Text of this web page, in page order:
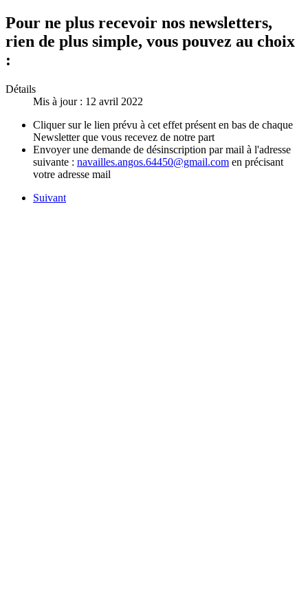
Pour ne plus recevoir nos newsletters,
rien de plus simple, vous pouvez au choix
:
Détails
Mis à jour : 12 avril 2022
Cliquer sur le lien prévu à cet effet présent en bas de chaque
Newsletter que vous recevez de notre part
Envoyer une demande de désinscription par mail à l'adresse
suivante : navailles.angos.64450@gmail.com en précisant
votre adresse mail
Suivant